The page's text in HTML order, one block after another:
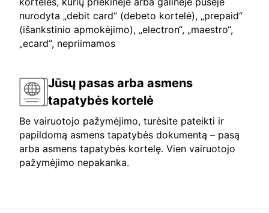
nurodyta „debit card“ (debeto kortelė), „prepaid“
(išankstinio apmokėjimo), „electron“, „maestro“,
„ecard“, nepriimamos
Jūsų pasas arba asmens
tapatybės kortelė
Be vairuotojo pažymėjimo, turėsite pateikti ir
papildomą asmens tapatybės dokumentą – pasą
arba asmens tapatybės kortelę. Vien vairuotojo
pažymėjimo nepakanka.